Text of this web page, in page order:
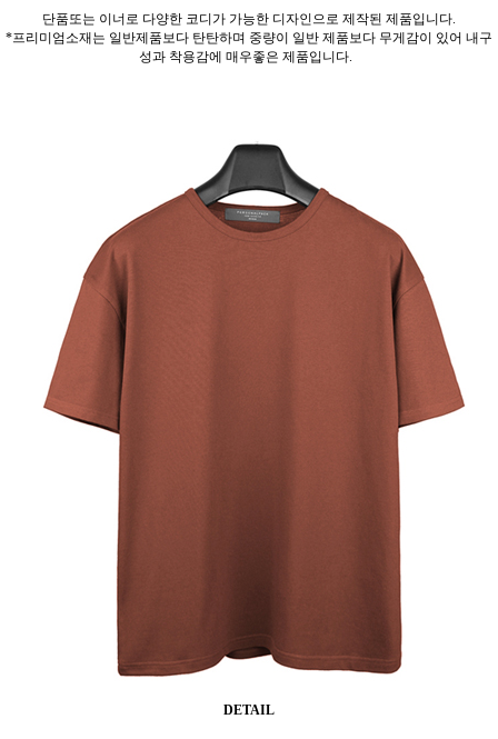
단품또는 이너로 다양한 코디가 가능한 디자인으로 제작된 제품입니다.
*프리미엄소재는 일반제품보다 탄탄하며 중량이 일반 제품보다 무게감이 있어 내구
성과 착용감에 매우좋은 제품입니다.
DETAIL